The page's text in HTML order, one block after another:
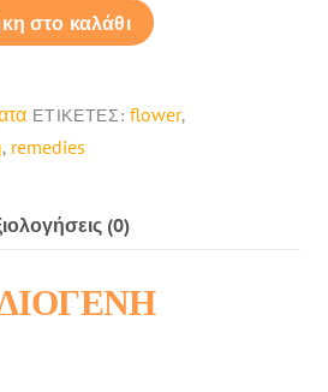
στο καλάθι
ΕΤΙΚΈΤΕΣ:flower,
, remedies
(0)